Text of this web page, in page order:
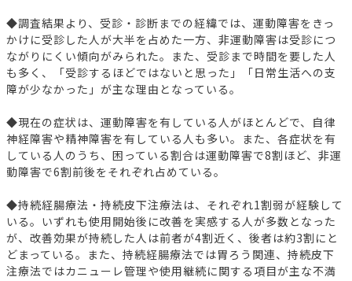
◆調査結果より、受診・診断までの経緯では、運動障害をきっ
かけに受診した人が大半を占めた一方、非運動障害は受診につ
ながりにくい傾向がみられた。また、受診まで時間を要した人
も多く、「受診するほどではないと思った」「日常生活への支
障が少なかった」が主な理由となっている。
◆現在の症状は、運動障害を有している人がほとんどで、自律
神経障害や精神障害を有している人も多い。また、各症状を有
している人のうち、困っている割合は運動障害で8割ほど、非運
動障害で6割前後をそれぞれ占めている。
◆持続経腸療法・持続皮下注療法は、それぞれ1割弱が経験して
いる。いずれも使用開始後に改善を実感する人が多数となった
が、改善効果が持続した人は前者が4割近く、後者は約3割にと
どまっている。また、持続経腸療法では胃ろう関連、持続皮下
注療法ではカニューレ管理や使用継続に関する項目が主な不満